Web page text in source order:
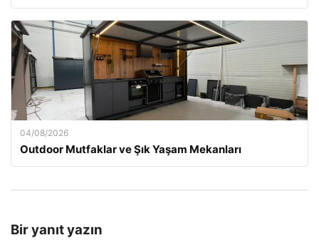
04/08/2026
Outdoor Mutfaklar ve Şık Yaşam Mekanları
Bir yanıt yazın